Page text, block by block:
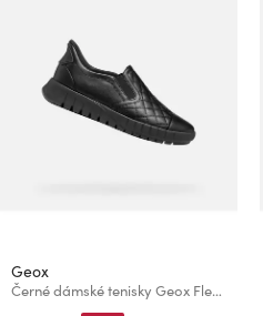
Geox
Černé dámské tenisky Geox Flextride Plus